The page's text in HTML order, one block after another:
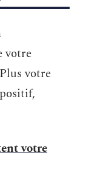
votre
votre
votre